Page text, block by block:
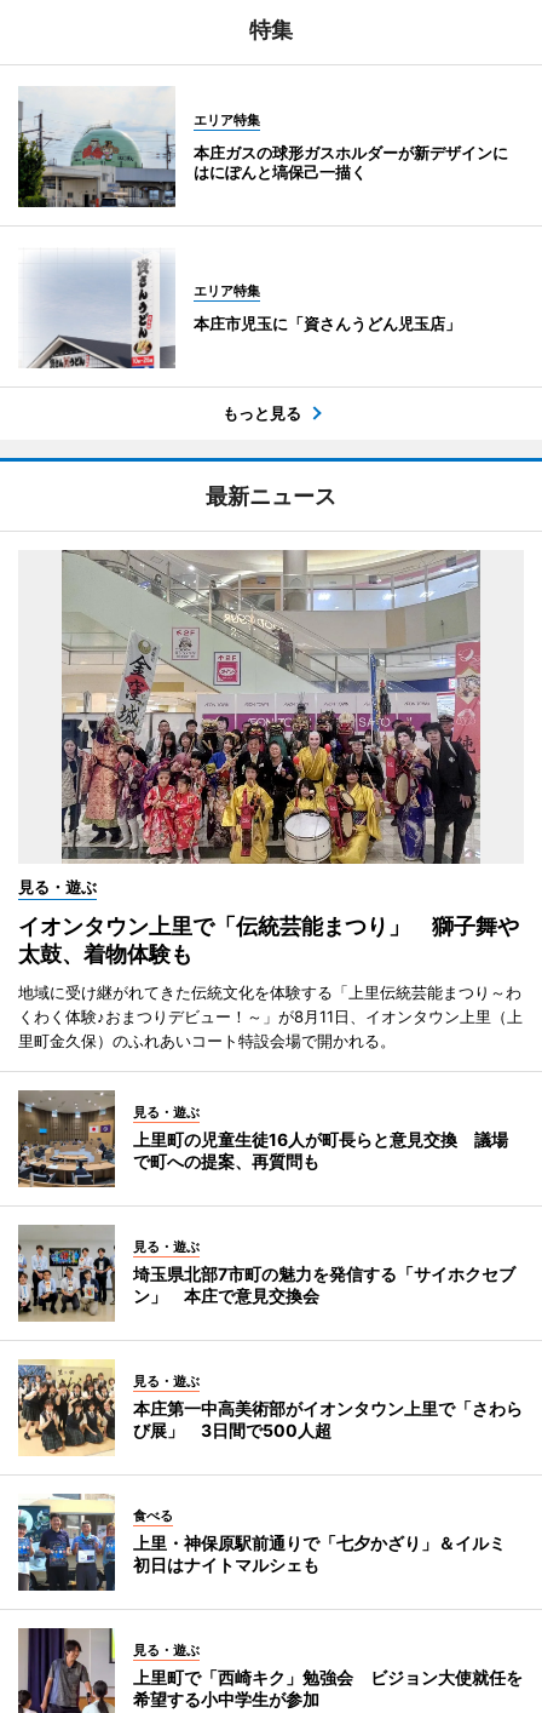
特集
エリア特集
本庄ガスの球形ガスホルダーが新デザインに
はにぽんと塙保己一描く
エリア特集
本庄市児玉に「資さんうどん児玉店」
もっと見る
最新ニュース
見る・遊ぶ
イオンタウン上里で「伝統芸能まつり」 獅子舞や
太鼓、着物体験も
地域に受け継がれてきた伝統文化を体験する「上里伝統芸能まつり～わ
くわく体験♪おまつりデビュー！～」が8月11日、イオンタウン上里（上
里町金久保）のふれあいコート特設会場で開かれる。
見る・遊ぶ
上里町の児童生徒16人が町長らと意見交換 議場
で町への提案、再質問も
見る・遊ぶ
埼玉県北部7市町の魅力を発信する「サイホクセブ
ン」 本庄で意見交換会
見る・遊ぶ
本庄第一中高美術部がイオンタウン上里で「さわら
び展」 3日間で500人超
食べる
上里・神保原駅前通りで「七夕かざり」＆イルミ
初日はナイトマルシェも
見る・遊ぶ
上里町で「西崎キク」勉強会 ビジョン大使就任を
希望する小中学生が参加